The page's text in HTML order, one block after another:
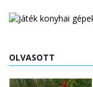
OLVASOTT